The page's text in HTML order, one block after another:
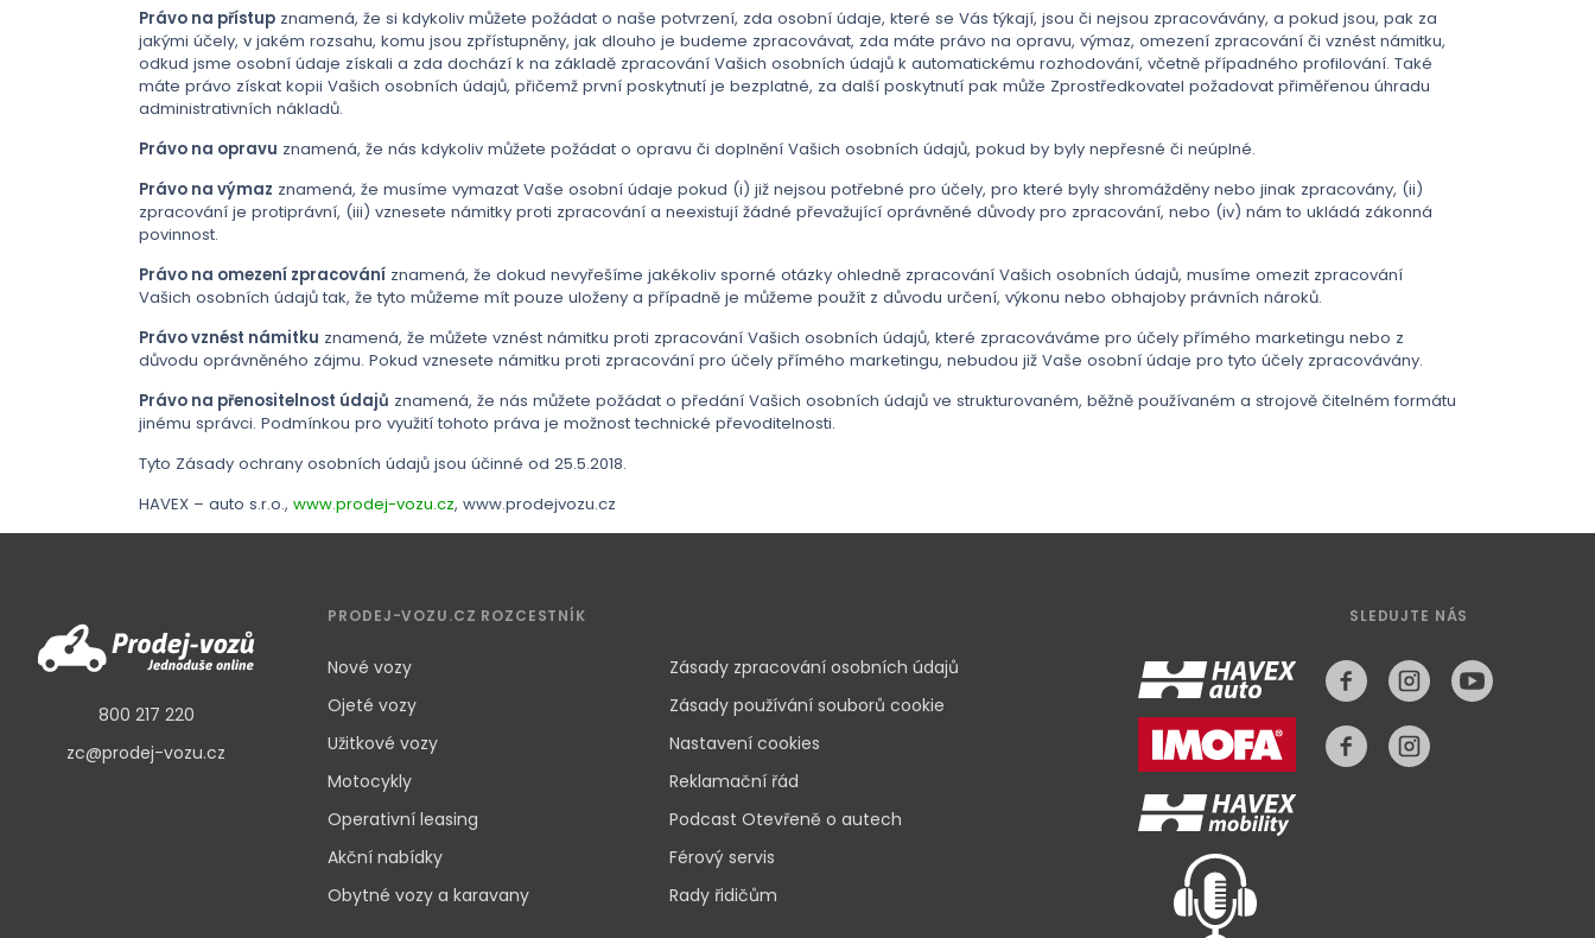
Právo na přístup znamená, že si kdykoliv můžete požádat o naše potvrzení, zda osobní údaje, které se Vás týkají, jsou či nejsou zpracovávány, a pokud jsou, pak za
jakými účely, v jakém rozsahu, komu jsou zpřístupněny, jak dlouho je budeme zpracovávat, zda máte právo na opravu, výmaz, omezení zpracování či vznést námitku,
odkud jsme osobní údaje získali a zda dochází k na základě zpracování Vašich osobních údajů k automatickému rozhodování, včetně případného profilování. Také
máte právo získat kopii Vašich osobních údajů, přičemž první poskytnutí je bezplatné, za další poskytnutí pak může Zprostředkovatel požadovat přiměřenou úhradu
administrativních nákladů.
Právo na opravu znamená, že nás kdykoliv můžete požádat o opravu či doplnění Vašich osobních údajů, pokud by byly nepřesné či neúplné.
Právo na výmaz znamená, že musíme vymazat Vaše osobní údaje pokud (i) již nejsou potřebné pro účely, pro které byly shromážděny nebo jinak zpracovány, (ii)
zpracování je protiprávní, (iii) vznesete námitky proti zpracování a neexistují žádné převažující oprávněné důvody pro zpracování, nebo (iv) nám to ukládá zákonná
povinnost.
Právo na omezení zpracování znamená, že dokud nevyřešíme jakékoliv sporné otázky ohledně zpracování Vašich osobních údajů, musíme omezit zpracování
Vašich osobních údajů tak, že tyto můžeme mít pouze uloženy a případně je můžeme použít z důvodu určení, výkonu nebo obhajoby právních nároků.
Právo vznést námitku znamená, že můžete vznést námitku proti zpracování Vašich osobních údajů, které zpracováváme pro účely přímého marketingu nebo z
důvodu oprávněného zájmu. Pokud vznesete námitku proti zpracování pro účely přímého marketingu, nebudou již Vaše osobní údaje pro tyto účely zpracovávány.
Právo na přenositelnost údajů znamená, že nás můžete požádat o předání Vašich osobních údajů ve strukturovaném, běžně používaném a strojově čitelném formátu
jinému správci. Podmínkou pro využití tohoto práva je možnost technické převoditelnosti.
Tyto Zásady ochrany osobních údajů jsou účinné od 25.5.2018.
HAVEX – auto s.r.o., www.prodej-vozu.cz, www.prodejvozu.cz
800 217 220
zc@prodej-vozu.cz
PRODEJ-VOZU.CZ ROZCESTNÍK
Nové vozy
Ojeté vozy
Užitkové vozy
Motocykly
Operativní leasing
Akční nabídky
Obytné vozy a karavany
Zásady zpracování osobních údajů
Zásady používání souborů cookie
Nastavení cookies
Reklamační řád
Podcast Otevřeně o autech
Férový servis
Rady řidičům
SLEDUJTE NÁS